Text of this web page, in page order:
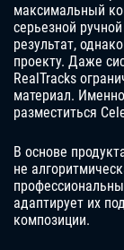
максимальный
серьезной
результат,
проекту. Даже
RealTracks
материал.
разместиться
В основе
не
адаптирует их
композиции.